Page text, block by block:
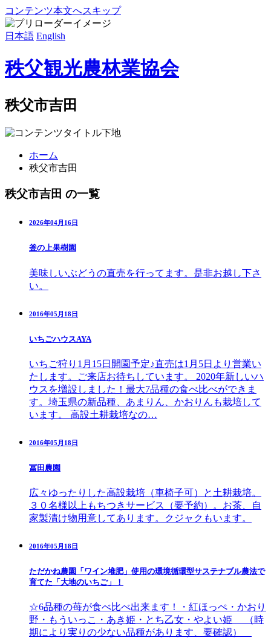
コンテンツ本文へスキップ
日本語 English
秩父観光農林業協会
秩父市吉田
ホーム
秩父市吉田
秩父市吉田 の一覧
2026年04月16日
釜の上果樹園
美味しいぶどうの直売を行ってます。是非お越し下さ
い。
2016年05月18日
いちごハウスAYA
いちご狩り1月15日開園予定♪直売は1月5日より営業い
たします。ご来店お待ちしています。 2020年新しいハ
ウスを増設しました！最大7品種の食べ比べができま
す。埼玉県の新品種、あまりん、かおりんも栽培して
います。 高設土耕栽培なの…
2016年05月18日
冨田農園
広々ゆったりした高設栽培（車椅子可）と土耕栽培。
３０名様以上もちつきサービス（要予約）。お茶、自
家製漬け物用意してあります。クジャクもいます。
2016年05月18日
ただかね農園「ワイン堆肥」使用の環境循環型サステナブル農法で
育てた「大地のいちご」！
☆6品種の苺が食べ比べ出来ます！・紅ほっぺ・かおり
野・もういっこ・あき姫・とち乙女・やよい姫 （時
期により実りの少ない品種があります、要確認）